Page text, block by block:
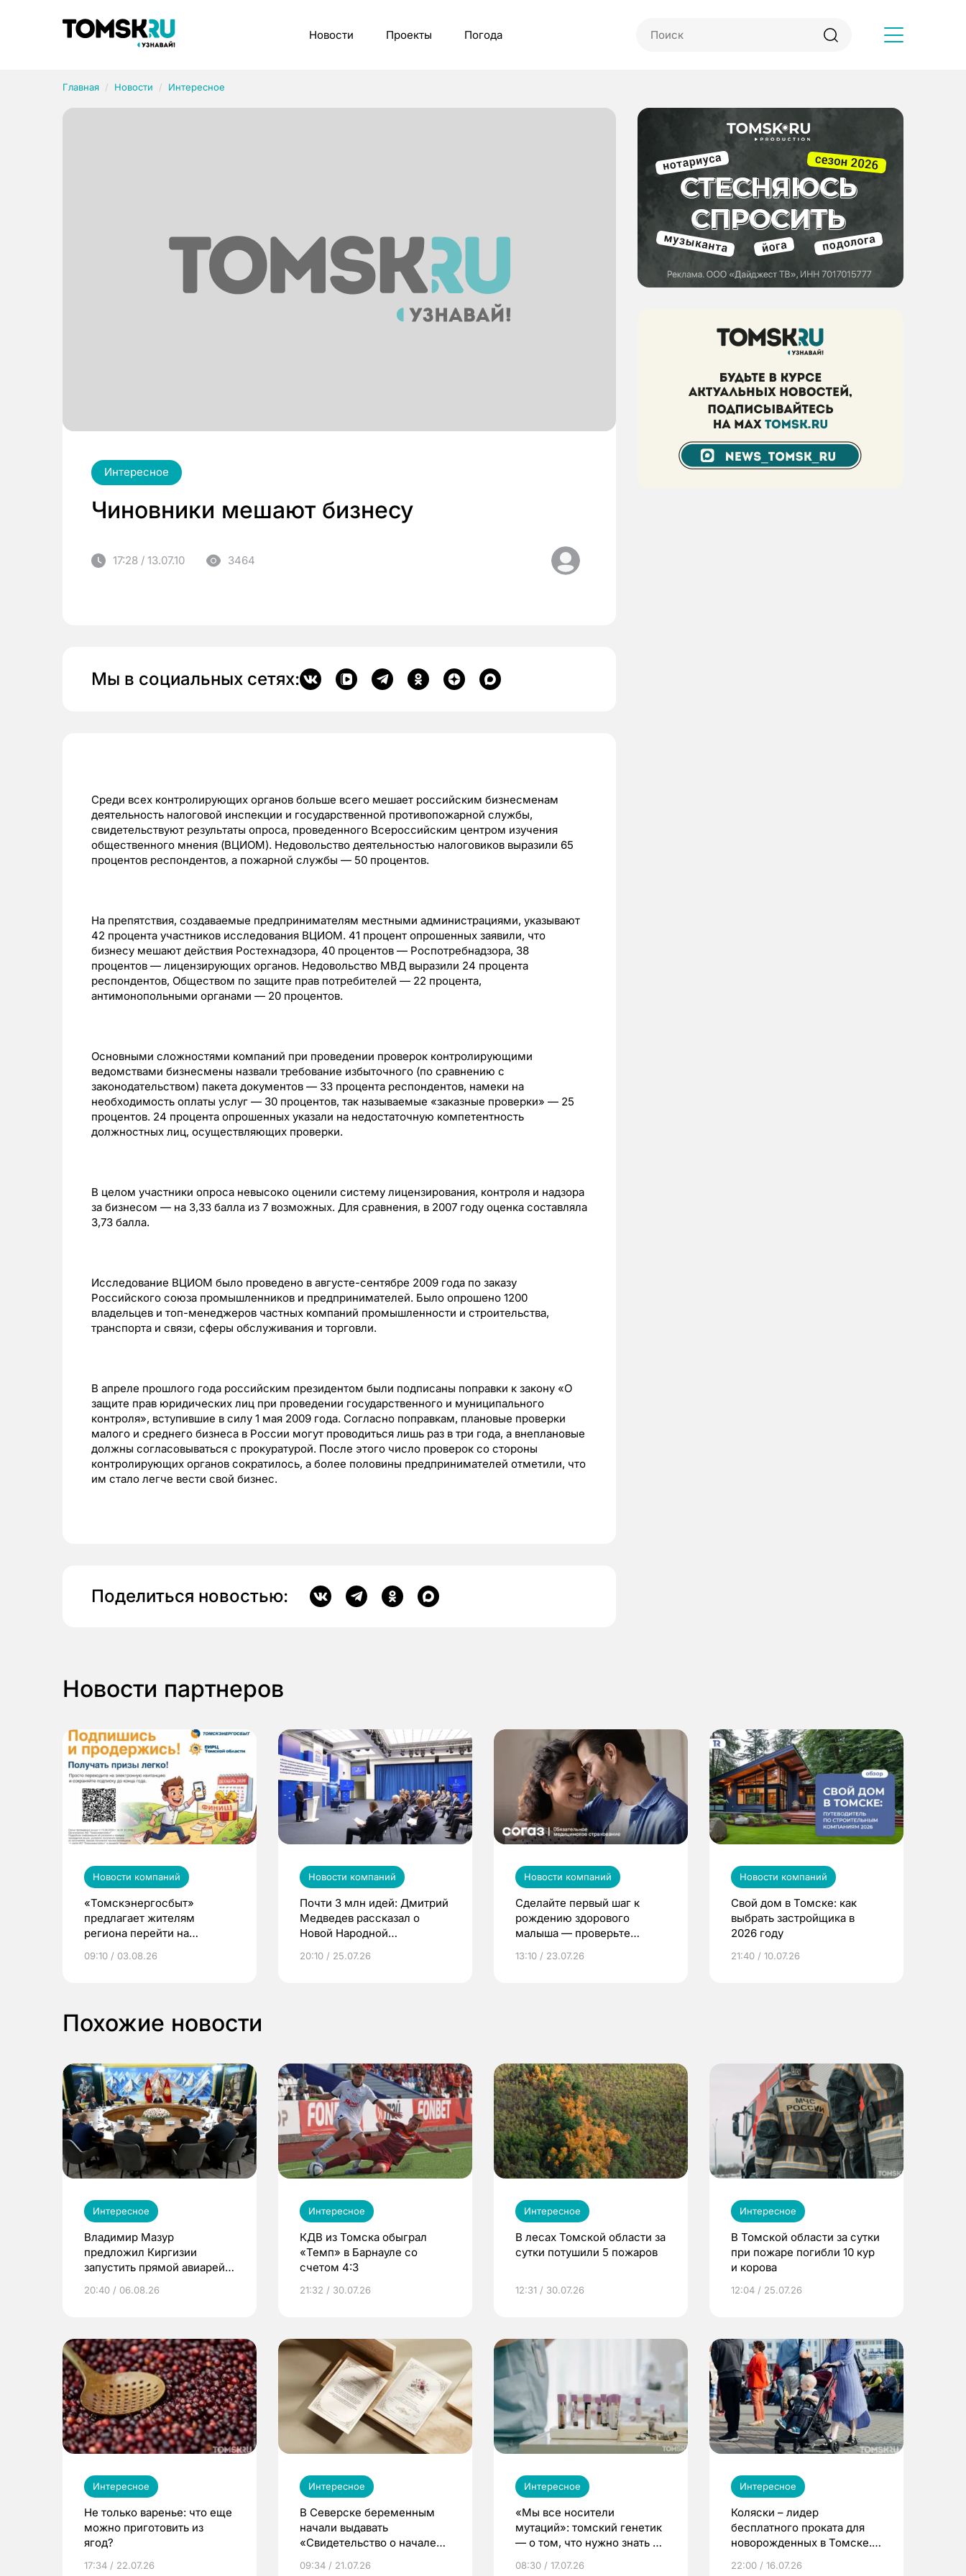
Новости Проекты Погода
Главная Новости Интересное
Интересное
Чиновники мешают бизнесу
17:28 / 13.07.10 3464
Мы в социальных сетях:
Среди всех контролирующих органов больше всего мешает российским бизнесменам
деятельность налоговой инспекции и государственной противопожарной службы,
свидетельствуют результаты опроса, проведенного Всероссийским центром изучения
общественного мнения (ВЦИОМ). Недовольство деятельностью налоговиков выразили 65
процентов респондентов, а пожарной службы — 50 процентов.
На препятствия, создаваемые предпринимателям местными администрациями, указывают
42 процента участников исследования ВЦИОМ. 41 процент опрошенных заявили, что
бизнесу мешают действия Ростехнадзора, 40 процентов — Роспотребнадзора, 38
процентов — лицензирующих органов. Недовольство МВД выразили 24 процента
респондентов, Обществом по защите прав потребителей — 22 процента,
антимонопольными органами — 20 процентов.
Основными сложностями компаний при проведении проверок контролирующими
ведомствами бизнесмены назвали требование избыточного (по сравнению с
законодательством) пакета документов — 33 процента респондентов, намеки на
необходимость оплаты услуг — 30 процентов, так называемые «заказные проверки» — 25
процентов. 24 процента опрошенных указали на недостаточную компетентность
должностных лиц, осуществляющих проверки.
В целом участники опроса невысоко оценили систему лицензирования, контроля и надзора
за бизнесом — на 3,33 балла из 7 возможных. Для сравнения, в 2007 году оценка составляла
3,73 балла.
Исследование ВЦИОМ было проведено в августе-сентябре 2009 года по заказу
Российского союза промышленников и предпринимателей. Было опрошено 1200
владельцев и топ-менеджеров частных компаний промышленности и строительства,
транспорта и связи, сферы обслуживания и торговли.
В апреле прошлого года российским президентом были подписаны поправки к закону «О
защите прав юридических лиц при проведении государственного и муниципального
контроля», вступившие в силу 1 мая 2009 года. Согласно поправкам, плановые проверки
малого и среднего бизнеса в России могут проводиться лишь раз в три года, а внеплановые
должны согласовываться с прокуратурой. После этого число проверок со стороны
контролирующих органов сократилось, а более половины предпринимателей отметили, что
им стало легче вести свой бизнес.
Поделиться новостью:
Новости партнеров
Новости компаний
«Томскэнергосбыт»
предлагает жителям
региона перейти на
выиграть призы
09:10 / 03.08.26
Новости компаний
Почти 3 млн идей: Дмитрий
Медведев рассказал о
Новой Народной
20:10 / 25.07.26
Новости компаний
Сделайте первый шаг к
рождению здорового
малыша — проверьте
по ОМС!
13:10 / 23.07.26
Новости компаний
Свой дом в Томске: как
выбрать застройщика в
2026 году
21:40 / 10.07.26
Похожие новости
Интересное
Владимир Мазур
предложил Киргизии
запустить прямой авиарейс
20:40 / 06.08.26
Интересное
КДВ из Томска обыграл
«Темп» в Барнауле со
счетом 4:3
21:32 / 30.07.26
Интересное
В лесах Томской области за
сутки потушили 5 пожаров
12:31 / 30.07.26
Интересное
В Томской области за сутки
при пожаре погибли 10 кур
и корова
12:04 / 25.07.26
Интересное
Не только варенье: что еще
можно приготовить из
ягод?
17:34 / 22.07.26
Интересное
В Северске беременным
начали выдавать
«Свидетельство о начале
09:34 / 21.07.26
Интересное
«Мы все носители
мутаций»: томский генетик
— о том, что нужно знать до
08:30 / 17.07.26
Интересное
Коляски – лидер
бесплатного проката для
новорожденных в Томске.
22:00 / 16.07.26
Рубрики